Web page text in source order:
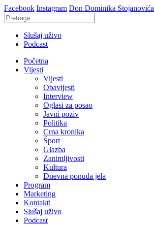
Facebook Instagram Don Dominika
Slušaj uživo
Podcast
Početna
Vijesti
Vijesti
Obavijesti
Interview
Oglasi za posao
Javni poziv
Politika
Crna kronika
Šport
Glazba
Zanimljivosti
Kultura
Dnevna ponuda jela
Program
Marketing
Kontakti
Slušaj uživo
Podcast